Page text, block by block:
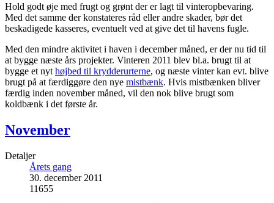
Hold godt øje med frugt og grønt der er lagt til vinteropbevaring.
Med det samme der konstateres råd eller andre skader, bør det
beskadigede kasseres, eventuelt ved at give det til havens fugle.
Med den mindre aktivitet i haven i december måned, er der nu tid til
at bygge næste års projekter. Vinteren 2011 blev bl.a. brugt til at
bygge et nyt højbed til krydderurterne, og næste vinter kan evt. blive
brugt på at færdiggøre den nye mistbænk. Hvis mistbænken bliver
færdig inden november måned, vil den nok blive brugt som
koldbænk i det første år.
November
Detaljer
Årets gang
30. december 2011
11655